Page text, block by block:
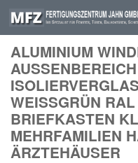
Skip to content
ALUMINIUM
AUSSENBEREICH
EISSGRÜN RAL
IEFKASTEN
HRFAMILIEN
ZTEHÄUSER